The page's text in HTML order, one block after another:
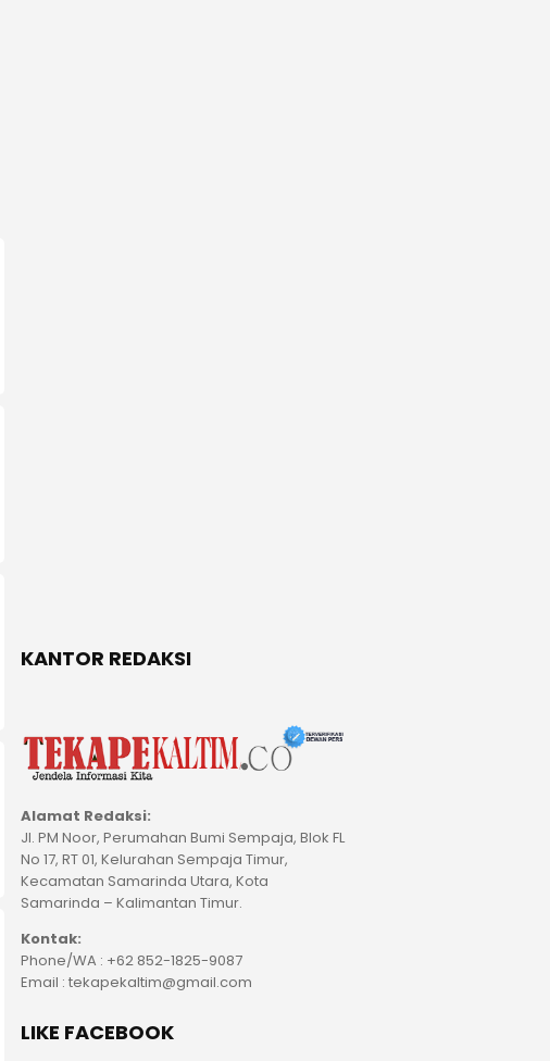
KANTOR REDAKSI
Alamat Redaksi:
Jl. PM Noor, Perumahan Bumi Sempaja, Blok FL
No 17, RT 01, Kelurahan Sempaja Timur,
Kecamatan Samarinda Utara, Kota
Samarinda – Kalimantan Timur.
Kontak:
Phone/WA : +62 852-1825-9087
Email : tekapekaltim@gmail.com
LIKE FACEBOOK